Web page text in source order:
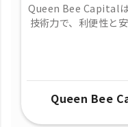
Queen Bee Capital
技術力で、​利便性と
Queen Bee